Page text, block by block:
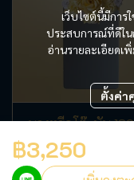
พวงหรีดโต๊ะพับ
฿3,550
฿3,250
เว็บไซต์นี้มีการ
ประสบการณ์ที่ดีใน
อ่านรายละเอียดเ
ตั้งค่า